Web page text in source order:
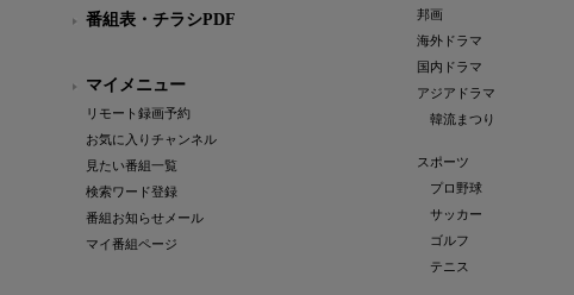
番組表・チラシPDF
マイメニュー
リモート録画予約
お気に入りチャンネル
見たい番組一覧
検索ワード登録
番組お知らせメール
マイ番組ページ
邦画
海外ドラマ
国内ドラマ
アジアドラマ
韓流まつり
スポーツ
プロ野球
サッカー
ゴルフ
テニス